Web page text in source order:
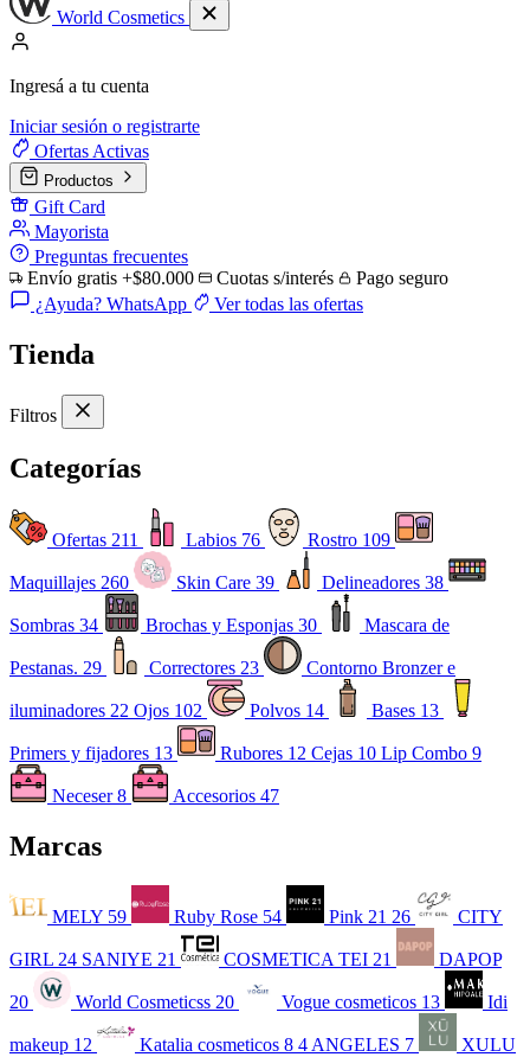
World Cosmetics
Ingresá a tu cuenta
Iniciar sesión o registrarte
Ofertas Activas
Productos
Gift Card
Mayorista
Preguntas frecuentes
Envío gratis +$80.000
Cuotas s/interés
Pago seguro
¿Ayuda? WhatsApp
Ver todas las ofertas
Tienda
Filtros
Categorías
Ofertas 211 Labios 76 Rostro 109
Maquillajes 260 Skin Care 39 Delineadores 38
Sombras 34 Brochas y Esponjas 30 Mascara de
Pestanas. 29 Correctores 23 Contorno Bronzer e
iluminadores 22 Ojos 102 Polvos 14 Bases 13
Primers y fijadores 13 Rubores 12 Cejas 10 Lip Combo 9
Neceser 8 Accesorios 47
Marcas
MELY 59 Ruby Rose 54 Pink 21 26 CITY
GIRL 24 SANIYE 21 COSMETICA TEI 21 DAPOP
20 World Cosmeticss 20 Vogue cosmeticos 13 Idi
makeup 12 Katalia cosmeticos 8 4 ANGELES 7 XULU